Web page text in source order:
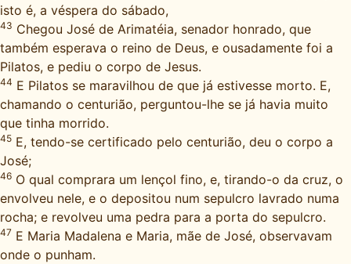
isto é, a véspera do sábado,
43 Chegou José de Arimatéia, senador honrado, que
também esperava o reino de Deus, e ousadamente foi a
Pilatos, e pediu o corpo de Jesus.
44 E Pilatos se maravilhou de que já estivesse morto. E,
chamando o centurião, perguntou-lhe se já havia muito
que tinha morrido.
45 E, tendo-se certificado pelo centurião, deu o corpo a
José;
46 O qual comprara um lençol fino, e, tirando-o da cruz, o
envolveu nele, e o depositou num sepulcro lavrado numa
rocha; e revolveu uma pedra para a porta do sepulcro.
47 E Maria Madalena e Maria, mãe de José, observavam
onde o punham.